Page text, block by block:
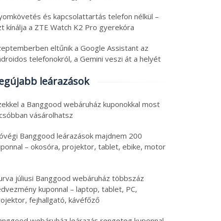
tech: állítható
asztal teszt,
Friss tech válogatás:
és kapcsolattartás telefon nélkül –
kínálja a ZTE Watch K2 Pro gyerekóra
eltűnik a Google Assistant az
telefonokról, a Gemini veszi át a helyét
leárazások
a Banggood webáruház kuponokkal most
vásárolhatsz
Banggood leárazások majdnem 200
– okosóra, projektor, tablet, ebike, motor
júliusi Banggood webáruház többszáz
kuponnal – laptop, tablet, PC,
fejhallgató, kávéfőző